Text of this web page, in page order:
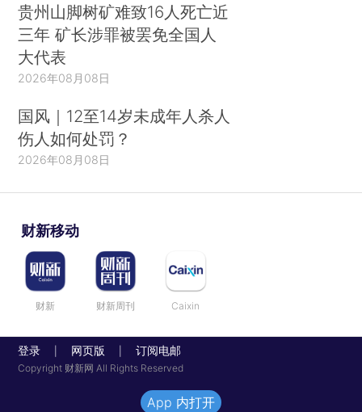
贵州山脚树矿难致16人死亡近
三年 矿长涉罪被罢免全国人
大代表
2026年08月08日
国风｜12至14岁未成年人杀人
伤人如何处罚？
2026年08月08日
财新移动
财新 财新周刊 Caixin
登录 网页版 订阅电邮
Copyright 财新网 All Rights Reserved
App 内打开